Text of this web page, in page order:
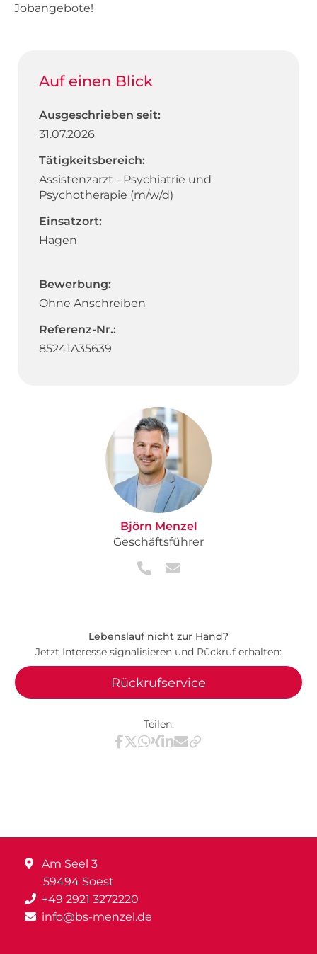
Jobangebote!
Auf einen Blick
Ausgeschrieben seit:
31.07.2026
Tätigkeitsbereich:
Assistenzarzt - Psychiatrie und
Psychotherapie (m/w/d)
Einsatzort:
Hagen
Bewerbung:
Ohne Anschreiben
Referenz-Nr.:
85241A35639
Björn Menzel
Geschäftsführer
Lebenslauf nicht zur Hand?
Jetzt Interesse signalisieren und Rückruf erhalten:
Rückrufservice
Teilen:
Teilen via Facebook
Teilen via X / Twitter
Teilen via WhatsApp
Teilen via Xing
Teilen via LinkedIn
Teilen via E-Mail
Am Seel 3
59494 Soest
+49 2921 3272220
info@bs-menzel.de